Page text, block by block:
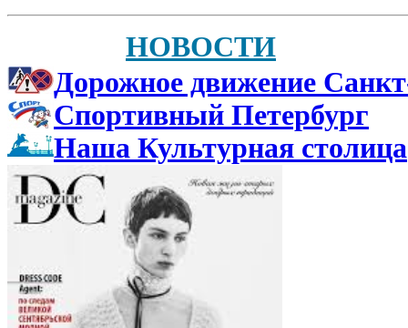
НОВОСТИ
Дорожное движение
Спортивный Петербург
Наша Культурная столица